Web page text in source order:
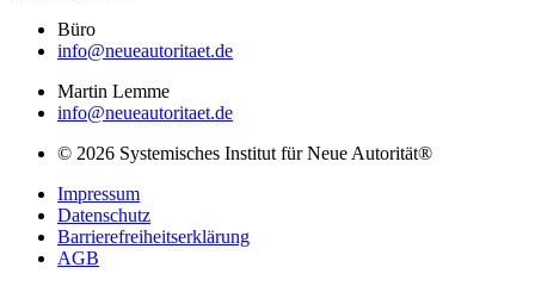
Büro
info@neueautoritaet.de
Martin Lemme
info@neueautoritaet.de
© 2026 Systemisches Institut für Neue Autorität®
Impressum
Datenschutz
Barrierefreiheitserklärung
AGB